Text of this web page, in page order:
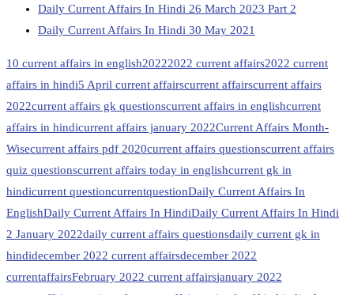
Daily Current Affairs In Hindi 26 March 2023 Part 2
Daily Current Affairs In Hindi 30 May 2021
10 current affairs in english20222022 current affairs2022 current
affairs in hindi5 April current affairscurrent affairscurrent affairs
2022current affairs gk questionscurrent affairs in englishcurrent
affairs in hindicurrent affairs january 2022Current Affairs Month-
Wisecurrent affairs pdf 2020current affairs questionscurrent affairs
quiz questionscurrent affairs today in englishcurrent gk in
hindicurrent questioncurrentquestionDaily Current Affairs In
EnglishDaily Current Affairs In HindiDaily Current Affairs In Hindi
2 January 2022daily current affairs questionsdaily current gk in
hindidecember 2022 current affairsdecember 2022
currentaffairsFebruary 2022 current affairsjanuary 2022